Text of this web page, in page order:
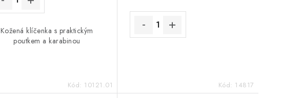
Kožená klíčenka s praktickým
poutkem a karabinou
Kód: 10121.01 Kód: 14817